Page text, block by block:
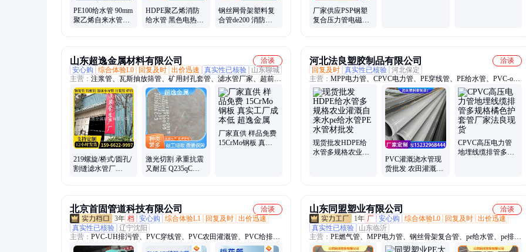
PE100给水管 90mm
聚乙烯自来水管
HDPE聚乙烯消防
给水管 黑色电热熔
钢丝网骨架塑料复
合管de200 消防供
厂家供应PSP钢塑
复合压力管电磁热
山东超逸金属材料有限公司
洽谈
安心购
综合体验L0 回复及时 出价迅速 真实性已核验
山东聊城
主营： 注浆管、瓦斯抽放筛管、矿用封孔套管、滤水管厂家、超前小
导管、注浆小导管、108套管、探访止水套管、隧道管棚管、超前注
浆钢管、超前管棚管、加固注浆钢管、矿用止水套管、高铁注浆管、
42注浆钢花小导管、无缝注浆管、108注浆钢管、矿用套管、止水套
管、钢制筛管、瓦斯抽放管
219螺旋/桥式/圆孔/
割缝滤水管厂
激光切割 承重抗震
又耐压 Q235qC桥
厂家直供 样品免费
15CrMo钢板 真实
河北法良塑胶制品有限公司
洽谈
回复及时 真实性已核验 河北保定
主营： MPP电力管、CPVC电力管、PE穿线管、PE给水管、PVC-o给
水管、PE灌溉管、PE盘管、PE钢丝网骨架管、大口径波纹管、硅芯
管
现货批发HDPE给
水管多规格农业灌
PVC灌溉浇水管现
货批发 农田灌溉管
CPVC高压电力管
地埋线缆排管多规
北京首固管道科技有限公司
洽谈
3年 档 安心购 综合体验L1 回复及时 出价迅速
真实性已核验 辽宁沈阳
主营： PVC-UH排污管、PVC穿线管、PVC农田灌溉管、PVC给排水
管、PE给水管、PVC-O给水管、PVC-UH给水管、pvc-o给水供水
山东同盟塑业有限公司
洽谈
1年 厂 安心购 综合体验L0 回复及时 出价迅速
真实性已核验
山东临沂
主营： PE燃气管、MPP电力管、钢丝骨架复合管、pe给水管、pe排水
管、热熔pe管、pe给水管道、HDPE管、pe灌溉管、pe管材、pe燃气